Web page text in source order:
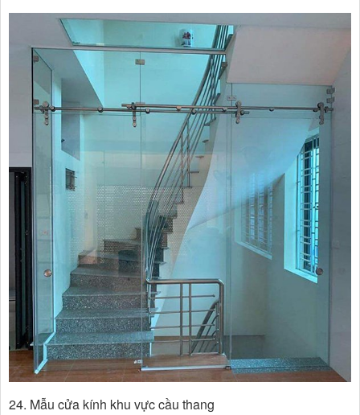
24. Mẫu cửa kính khu vực cầu thang